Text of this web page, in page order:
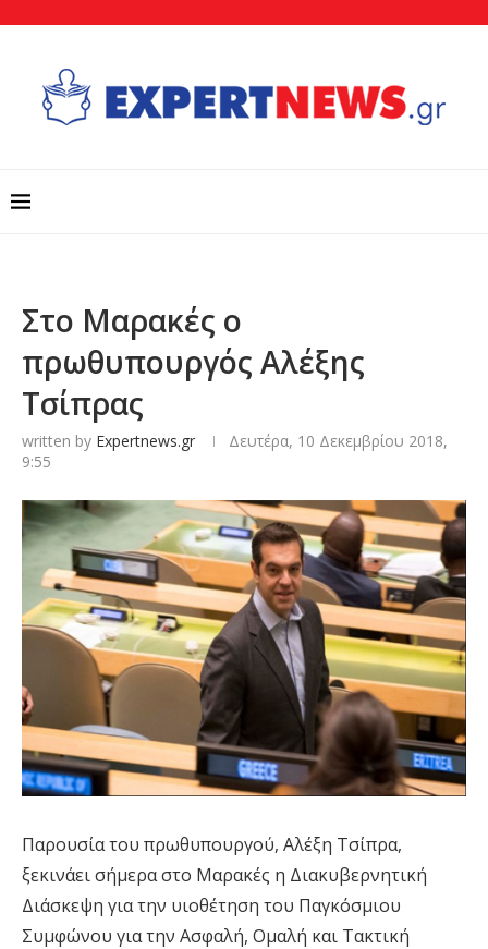
Στο Μαρακές ο
πρωθυπουργός Αλέξης
Τσίπρας
written by Expertnews.gr
Δευτέρα, 10 Δεκεμβρίου 2018,
9:55
Παρουσία του πρωθυπουργού, Αλέξη Τσίπρα,
ξεκινάει σήμερα στο Μαρακές η Διακυβερνητική
Διάσκεψη για την υιοθέτηση του Παγκόσμιου
Συμφώνου για την Ασφαλή, Ομαλή και Τακτική